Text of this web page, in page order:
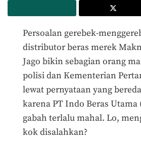
Persoalan gerebek-
distributor beras merek
Jago bikin sebagian orang
polisi dan Kementerian
lewat pernyataan yang
karena PT Indo Beras
gabah terlalu mahal. Lo,
kok disalahkan?